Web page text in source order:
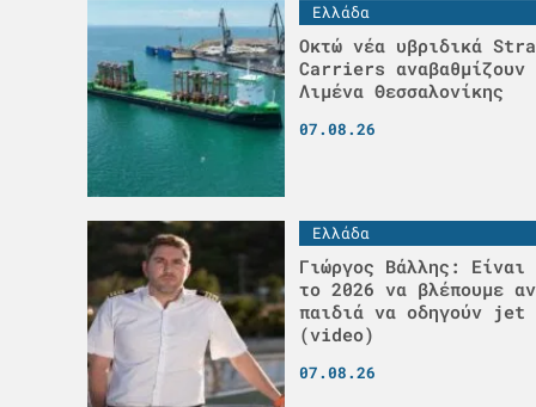
Ελλάδα
Οκτώ νέα υβριδικά
Carriers αναβαθμίζουν
Λιμένα Θεσσαλονίκης
07.08.26
Ελλάδα
Γιώργος Βάλλης: Είναι
το 2026 να βλέπουμε
παιδιά να οδηγούν
(video)
07.08.26